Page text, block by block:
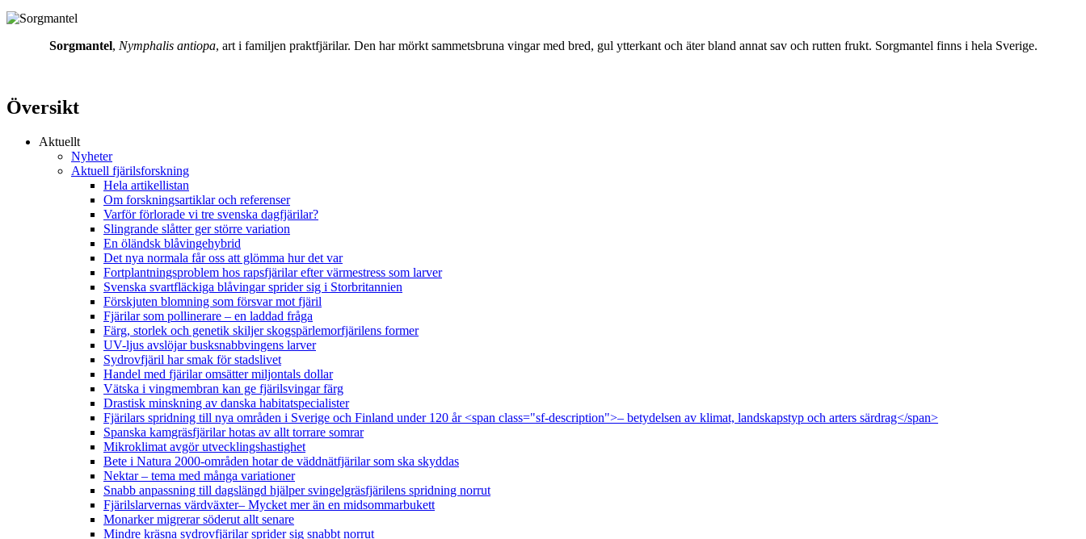
Sorgmantel, Nymphalis antiopa, art i familjen praktfjärilar. Den har mörkt sammetsbruna vingar med bred, gul ytterkant och äter bland annat sav och rutten frukt. Sorgmantel finns i hela Sverige.
Översikt
Aktuellt
Nyheter
Aktuell fjärilsforskning
Hela artikellistan
Om forskningsartiklar och referenser
Varför förlorade vi tre svenska dagfjärilar?
Slingrande slåtter ger större variation
En öländsk blåvingehybrid
Det nya normala får oss att glömma hur det var
Fortplantningsproblem hos rapsfjärilar efter värmestress som larver
Svenska svartfläckiga blåvingar sprider sig i Storbritannien
Förskjuten blomning som försvar mot fjäril
Fjärilar som pollinerare – en laddad fråga
Färg, storlek och genetik skiljer skogspärlemorfjärilens former
UV-ljus avslöjar busksnabbvingens larver
Sydrovfjäril har smak för stadslivet
Handel med fjärilar omsätter miljontals dollar
Vätska i vingmembran kan ge fjärilsvingar färg
Drastisk minskning av danska habitatspecialister
Fjärilars spridning till nya områden i Sverige och Finland under 120 år <span class="sf-description">– betydelsen av klimat, landskapstyp och arters särdrag</span>
Spanska kamgräsfjärilar hotas av allt torrare somrar
Mikroklimat avgör utvecklingshastighet
Bete i Natura 2000-områden hotar de väddnätfjärilar som ska skyddas
Nektar – tema med många variationer
Snabb anpassning till dagslängd hjälper svingelgräsfjärilens spridning norrut
Fjärilslarvernas värdväxter– Mycket mer än en midsommarbukett
Monarker migrerar söderut allt senare
Mindre kräsna sydrovfjärilar sprider sig snabbt norrut